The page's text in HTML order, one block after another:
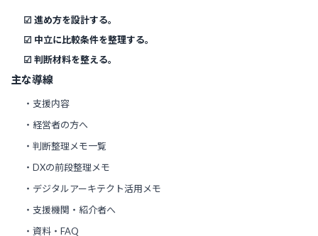
☑ 進め方を設計する。
☑ 中立に比較条件を整理する。
☑ 判断材料を整える。
主な導線
・支援内容
・経営者の方へ
・判断整理メモ一覧
・DXの前段整理メモ
・デジタルアーキテクト活用メモ
・支援機関・紹介者へ
・資料・FAQ